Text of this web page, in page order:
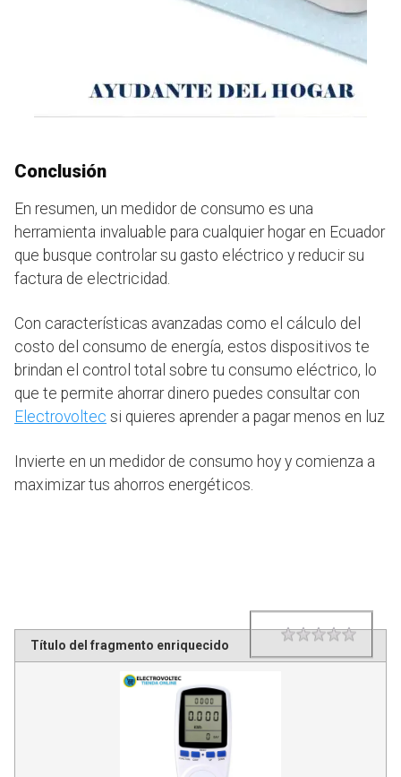
Conclusión
En resumen, un medidor de consumo es una
herramienta invaluable para cualquier hogar en Ecuador
que busque controlar su gasto eléctrico y reducir su
factura de electricidad.
Con características avanzadas como el cálculo del
costo del consumo de energía, estos dispositivos te
brindan el control total sobre tu consumo eléctrico, lo
que te permite ahorrar dinero puedes consultar con
Electrovoltec si quieres aprender a pagar menos en luz
Invierte en un medidor de consumo hoy y comienza a
maximizar tus ahorros energéticos.
Título del fragmento enriquecido Rating